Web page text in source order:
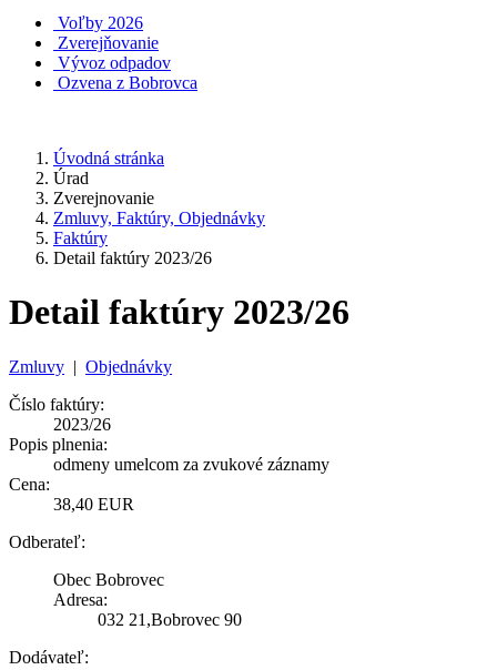
Voľby 2026
Zverejňovanie
Vývoz odpadov
Ozvena z Bobrovca
Úvodná stránka
Úrad
Zverejnovanie
Zmluvy, Faktúry, Objednávky
Faktúry
Detail faktúry 2023/26
Detail faktúry 2023/26
Zmluvy | Objednávky
Číslo faktúry:
2023/26
Popis plnenia:
odmeny umelcom za zvukové záznamy
Cena:
38,40 EUR
Odberateľ:
Obec Bobrovec
Adresa:
032 21,Bobrovec 90
Dodávateľ: